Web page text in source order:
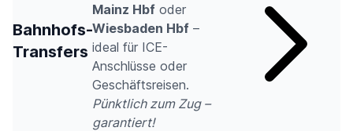
Bahnhofs-
Transfers
Mainz Hbf oder
Wiesbaden Hbf –
ideal für ICE-
Anschlüsse oder
Geschäftsreisen.
Pünktlich zum Zug –
garantiert!